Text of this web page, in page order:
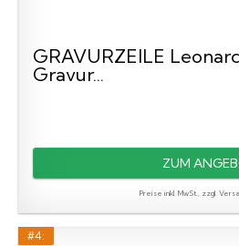
GRAVURZEILE
Gravur...
ZUM
Preise inkl. MwSt., zzgl.
#4: